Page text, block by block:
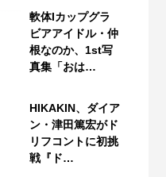
軟体Iカップグラ
ビアアイドル・仲
根なのか、1st写
真集「おは…
HIKAKIN、ダイア
ン・津田篤宏がド
リフコントに初挑
戦『ド…